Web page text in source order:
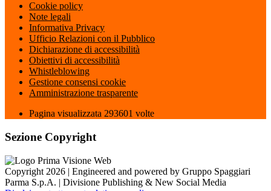
Cookie policy
Note legali
Informativa Privacy
Ufficio Relazioni con il Pubblico
Dichiarazione di accessibilità
Obiettivi di accessibilità
Whistleblowing
Gestione consensi cookie
Amministrazione trasparente
Pagina visualizzata 293601 volte
Sezione Copyright
Copyright 2026 | Engineered and powered by Gruppo Spaggiari
Parma S.p.A. | Divisione Publishing & New Social Media